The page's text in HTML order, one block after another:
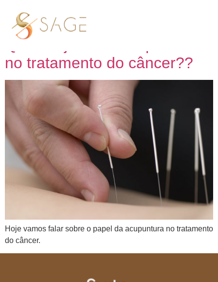
Tag: Câncer
Qual a ajuda da acupuntura
no tratamento do câncer??
Hoje vamos falar sobre o papel da acupuntura no tratamento
do câncer.